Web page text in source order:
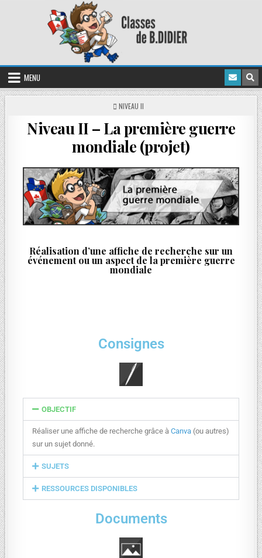
MENU
NIVEAU II
Niveau II – La première guerre
mondiale (projet)
Réalisation d’une affiche de recherche sur un
événement ou un aspect de la première guerre
mondiale
Consignes
OBJECTIF
Réaliser une affiche de recherche grâce àCanva (ou autres)
sur un sujet donné.
SUJETS
RESSOURCES DISPONIBLES
Documents